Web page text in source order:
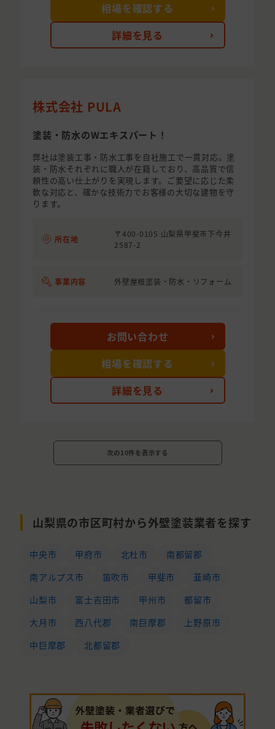
詳細を見る
相場を確認する
株式会社 PULA
塗装・防水のWエキスパート！
弊社は塗装工事・防水工事を自社施工で一貫対応。塗
装・防水それぞれに職人が在籍しており、高品質で信
頼性の高い仕上がりを実現します。ご要望に応じた柔
軟な対応と、確かな技術力でお客様の大切な建物を守
ります。
所在地
〒400-0105 山梨県甲斐市下今井
2587-2
事業内容 外壁屋根塗装・防水・リフォーム
詳細を見る
お問い合わせ
相場を確認する
次の10件を表示する
山梨県の市区町村から外壁塗装業者を探す
中央市 甲府市 北杜市
南都留郡
南アルプス市
笛吹市 甲斐市
韮崎市
山梨市
富士吉田市 甲州市
都留市
大月市
西八代郡 南巨摩郡
上野原市
中巨摩郡
北都留郡